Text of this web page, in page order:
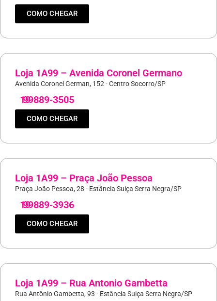
COMO CHEGAR
Loja 1A99 – Avenida Coronel Germano
Avenida Coronel German, 152 - Centro Socorro/SP
19
99889-3505
COMO CHEGAR
Loja 1A99 – Praça João Pessoa
Praça João Pessoa, 28 - Estância Suiça Serra Negra/SP
19
99889-3936
COMO CHEGAR
Loja 1A99 – Rua Antonio Gambetta
Rua Antônio Gambetta, 93 - Estância Suiça Serra Negra/SP